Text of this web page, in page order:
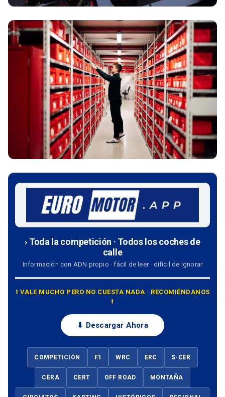
› Toda la competición · Todos los coches de
calle
Información con ADN propio · fácil de leer · difícil de ignorar
⭡ VALE MUCHO PERO NO CUESTA NADA · RECOMIÉNDANOS
⭡
⬇ Descargar Ahora
COMPETICIÓN F1 WRC ERC S-CER
CERA CERT OFF ROAD MONTAÑA